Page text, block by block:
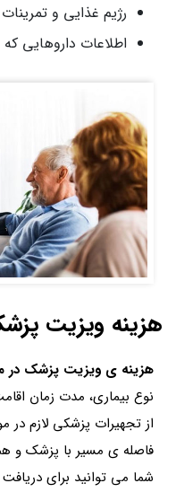
رژیم غذایی و
اطلاعات داروهایی
هزینه ویزیت
هزینه ی ویزیت پزشک در
نوع بیماری، مدت زمان
از تجهیرات پزشکی لازم در
فاصله ی مسیر با پزشک و
شما می توانید برای